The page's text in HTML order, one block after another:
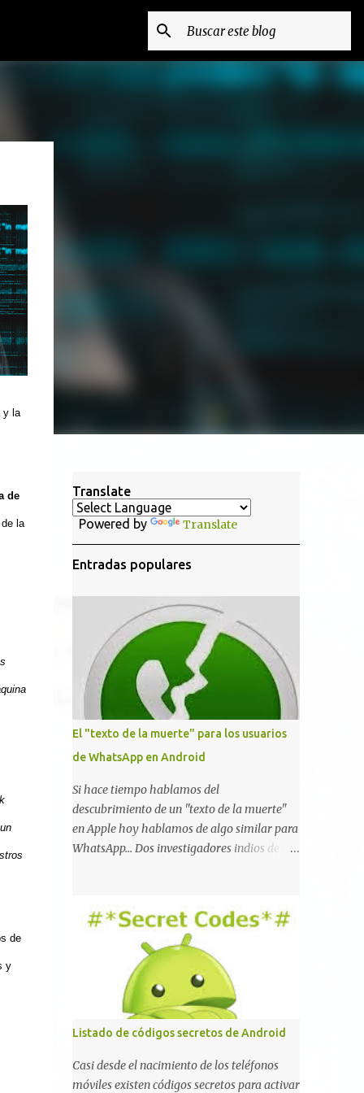
y la
de
la
de
y
Translate
Powered by Translate
Entradas populares
El "texto de la muerte" para los usuarios
de WhatsApp en Android
Si hace tiempo hablamos del
descubrimiento de un "texto de la muerte"
en Apple hoy hablamos de algo similar para
WhatsApp... Dos investigadores indios de tan
que la aplicación se detenga por completo al
intentar leer un sólo mensaje de 2000
caracteres especiales y tan sólo 2 KB de
tamaño. La vulnerabilidad ha sido probada
y funciona correctamente en la mayoría de
las versiones de Android y de WhatsApp
incluyendo la 2.11.431 y 2.11.432. Sin embargo
todavía no se ha probado en iOS y Windows
no parece ser vulnerable. Esto podría
provocar que se extienda como una pesada
Listado de códigos secretos de Android
Casi desde el nacimiento de los teléfonos
móviles existen códigos secretos para activar